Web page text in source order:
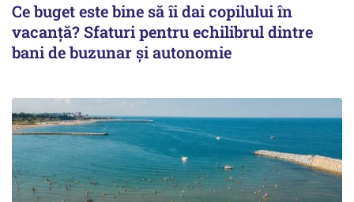
Ce buget este bine să îi dai copilului în
vacanță? Sfaturi pentru echilibrul dintre
bani de buzunar și autonomie